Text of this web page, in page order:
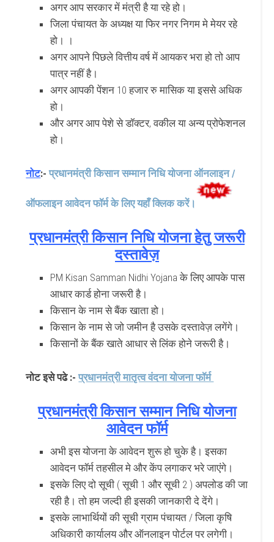
अगर आप सरकार में मंत्री है या रहे हो।
जिला पंचायत के अध्यक्ष या फिर नगर निगम मे मेयर रहे
हो। ।
अगर आपने पिछले वित्तीय वर्ष में आयकर भरा हो तो आप
पात्र नहीं है।
अगर आपकी पेंशन 10 हजार रु मासिक या इससे अधिक
हो।
और अगर आप पेशे से डॉक्टर, वकील या अन्य प्रोफेशनल
हो।
नोट:-प्रधानमंत्री किसान सम्मान निधि योजना ऑनलाइन /
ऑफलाइन आवेदन फॉर्म के लिए यहाँ क्लिक करें।
प्रधानमंत्री किसान निधि योजना हेतु जरूरी
दस्तावेज़
PM Kisan Samman Nidhi Yojana के लिए आपके पास
आधार कार्ड होना जरूरी है।
किसान के नाम से बैंक खाता हो।
किसान के नाम से जो जमीन है उसके दस्तावेज़ लगेंगे।
किसानों के बैंक खाते आधार से लिंक होने जरूरी है।
नोट इसे पढे :-प्रधानमंत्री मातृत्व वंदना योजना फॉर्म
प्रधानमंत्री किसान सम्मान निधि योजना
आवेदन फॉर्म
अभी इस योजना के आवेदन शुरू हो चुके है। इसका
आवेदन फॉर्म तहसील मे और केंप लगाकर भरे जाएंगे।
इसके लिए दो सूची ( सूची 1 और सूची 2 ) अपलोड की जा
रही है। तो हम जल्दी ही इसकी जानकारी दे देंगे।
इसके लाभार्थियों की सूची ग्राम पंचायत / जिला कृषि
अधिकारी कार्यालय और ऑनलाइन पोर्टल पर लगेगी।